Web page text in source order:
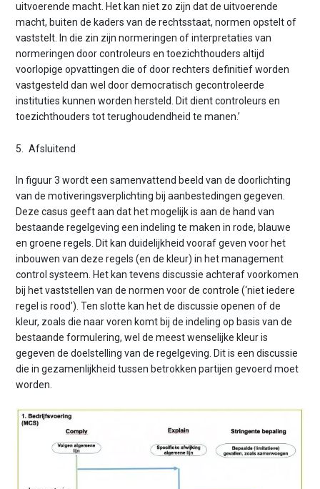
uitvoerende macht. Het kan niet zo zijn dat de uitvoerende
macht, buiten de kaders van de rechtsstaat, normen opstelt of
vaststelt. In die zin zijn normeringen of interpretaties van
normeringen door controleurs en toezichthouders altijd
voorlopige opvattingen die of door rechters definitief worden
vastgesteld dan wel door democratisch gecontroleerde
instituties kunnen worden hersteld. Dit dient controleurs en
toezichthouders tot terughoudendheid te manen.’
5. Afsluitend
In figuur 3 wordt een samenvattend beeld van de doorlichting
van de motiveringsverplichting bij aanbestedingen gegeven.
Deze casus geeft aan dat het mogelijk is aan de hand van
bestaande regelgeving een indeling te maken in rode, blauwe
en groene regels. Dit kan duidelijkheid vooraf geven voor het
inbouwen van deze regels (en de kleur) in het management
control systeem. Het kan tevens discussie achteraf voorkomen
bij het vaststellen van de normen voor de controle (‘niet iedere
regel is rood’). Ten slotte kan het de discussie openen of de
kleur, zoals die naar voren komt bij de indeling op basis van de
bestaande formulering, wel de meest wenselijke kleur is
gegeven de doelstelling van de regelgeving. Dit is een discussie
die in gezamenlijkheid tussen betrokken partijen gevoerd moet
worden.